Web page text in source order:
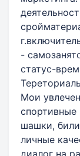
-
статус-
Мои
спортивные
шашки,
личные